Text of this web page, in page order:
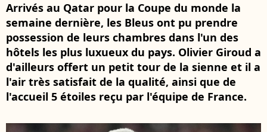
Arrivés au Qatar pour la Coupe du monde la
semaine dernière, les Bleus ont pu prendre
possession de leurs chambres dans l'un des
hôtels les plus luxueux du pays. Olivier Giroud a
d'ailleurs offert un petit tour de la sienne et il a
l'air très satisfait de la qualité, ainsi que de
l'accueil 5 étoiles reçu par l'équipe de France.